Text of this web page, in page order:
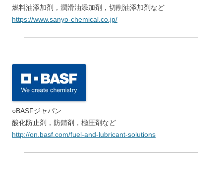
燃料油添加剤，潤滑油添加剤，切削油添加剤など
https://www.sanyo-chemical.co.jp/
○BASFジャパン
酸化防止剤，防錆剤，極圧剤など
http://on.basf.com/fuel-and-lubricant-solutions